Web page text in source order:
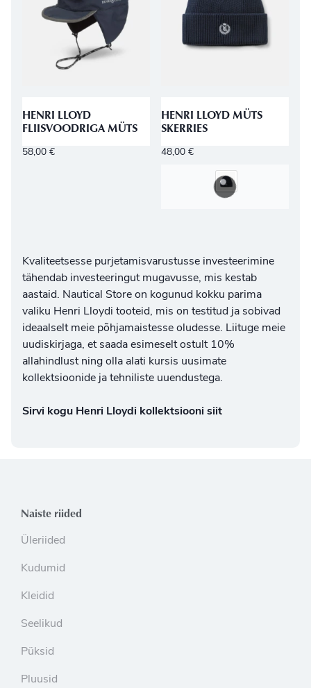
HENRI LLOYD
FLIISVOODRIGA MÜTS
58,00 €
HENRI LLOYD MÜTS
SKERRIES
48,00 €
Kvaliteetsesse purjetamisvarustusse investeerimine
tähendab investeeringut mugavusse, mis kestab
aastaid. Nautical Store on kogunud kokku parima
valiku Henri Lloydi tooteid, mis on testitud ja sobivad
ideaalselt meie põhjamaistesse oludesse. Liituge meie
uudiskirjaga, et saada esimeselt ostult 10%
allahindlust ning olla alati kursis uusimate
kollektsioonide ja tehniliste uuendustega.
Sirvi kogu Henri Lloydi kollektsiooni siit
Naiste riided
Üleriided
Kudumid
Kleidid
Seelikud
Püksid
Pluusid